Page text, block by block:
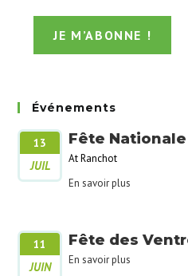
Événements
13
JUIL
Fête Nationale
At Ranchot
En savoir plus
11
JUIN
Fête des
En savoir plus